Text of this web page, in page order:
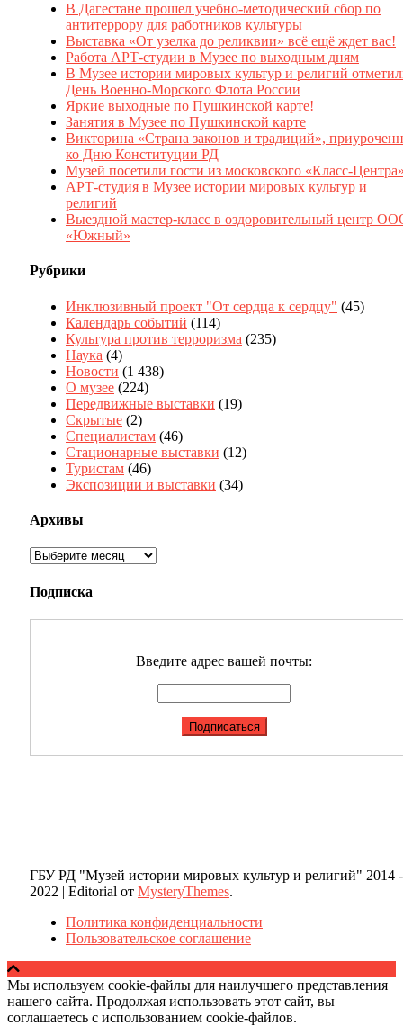
В Дагестане прошел учебно-методический сбор по
антитеррору для работников культуры
Выставка «От узелка до реликвии» всё ещё ждет вас!
Работа АРТ-студии в Музее по выходным дням
В Музее истории мировых культур и религий
День Военно-Морского Флота России
Яркие выходные по Пушкинской карте!
Занятия в Музее по Пушкинской карте
Викторина «Страна законов и традиций»,
ко Дню Конституции РД
Музей посетили гости из московского «Класс-
АРТ-студия в Музее истории мировых культур и
религий
Выездной мастер-класс в оздоровительный центр
«Южный»
Рубрики
Инклюзивный проект "От сердца к сердцу" (45)
Календарь событий (114)
Культура против терроризма (235)
Наука (4)
Новости (1 438)
О музее (224)
Передвижные выставки (19)
Скрытые (2)
Специалистам (46)
Стационарные выставки (12)
Туристам (46)
Экспозиции и выставки (34)
Архивы
Архивы
Подписка
Введите адрес вашей почты:
ГБУ РД "Музей истории мировых культур и религий" 2014 -
2022 | Editorial от MysteryThemes.
Политика конфиденциальности
Пользовательское соглашение
Мы используем cookie-файлы для наилучшего представления
нашего сайта. Продолжая использовать этот сайт, вы
соглашаетесь с использованием cookie-файлов.